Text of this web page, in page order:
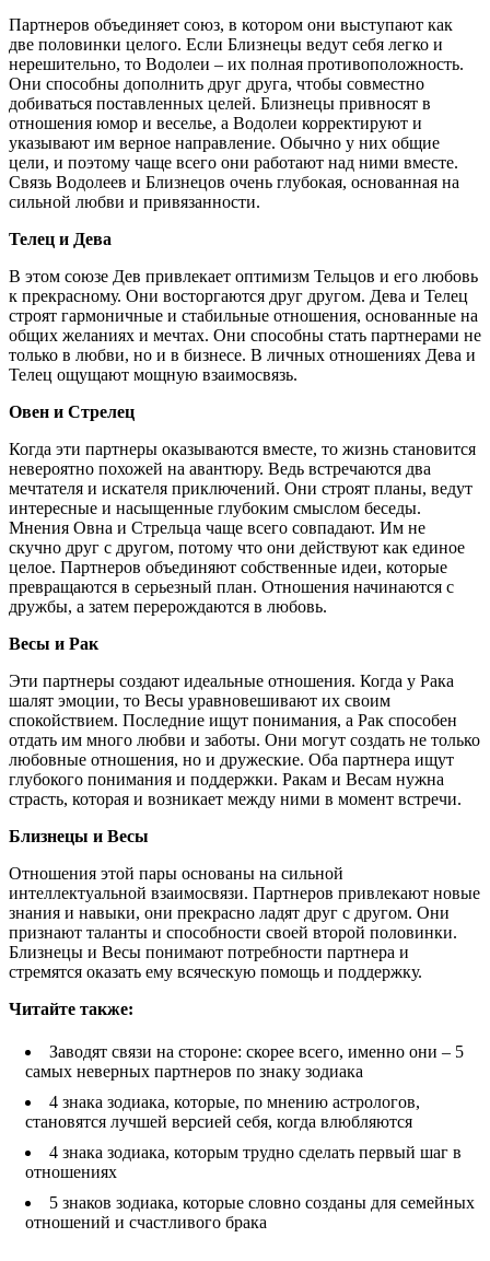
Партнеров объединяет союз, в котором они выступают как
две половинки целого. Если Близнецы ведут себя легко и
нерешительно, то Водолеи – их полная противоположность.
Они способны дополнить друг друга, чтобы совместно
добиваться поставленных целей. Близнецы привносят в
отношения юмор и веселье, а Водолеи корректируют и
указывают им верное направление. Обычно у них общие
цели, и поэтому чаще всего они работают над ними вместе.
Связь Водолеев и Близнецов очень глубокая, основанная на
сильной любви и привязанности.
Телец и Дева
В этом союзе Дев привлекает оптимизм Тельцов и его любовь
к прекрасному. Они восторгаются друг другом. Дева и Телец
строят гармоничные и стабильные отношения, основанные на
общих желаниях и мечтах. Они способны стать партнерами не
только в любви, но и в бизнесе. В личных отношениях Дева и
Телец ощущают мощную взаимосвязь.
Овен и Стрелец
Когда эти партнеры оказываются вместе, то жизнь становится
невероятно похожей на авантюру. Ведь встречаются два
мечтателя и искателя приключений. Они строят планы, ведут
интересные и насыщенные глубоким смыслом беседы.
Мнения Овна и Стрельца чаще всего совпадают. Им не
скучно друг с другом, потому что они действуют как единое
целое. Партнеров объединяют собственные идеи, которые
превращаются в серьезный план. Отношения начинаются с
дружбы, а затем перерождаются в любовь.
Весы и Рак
Эти партнеры создают идеальные отношения. Когда у Рака
шалят эмоции, то Весы уравновешивают их своим
спокойствием. Последние ищут понимания, а Рак способен
отдать им много любви и заботы. Они могут создать не только
любовные отношения, но и дружеские. Оба партнера ищут
глубокого понимания и поддержки. Ракам и Весам нужна
страсть, которая и возникает между ними в момент встречи.
Близнецы и Весы
Отношения этой пары основаны на сильной
интеллектуальной взаимосвязи. Партнеров привлекают новые
знания и навыки, они прекрасно ладят друг с другом. Они
признают таланты и способности своей второй половинки.
Близнецы и Весы понимают потребности партнера и
стремятся оказать ему всяческую помощь и поддержку.
Читайте также:
Заводят связи на стороне: скорее всего, именно они – 5
самых неверных партнеров по знаку зодиака
4 знака зодиака, которые, по мнению астрологов,
становятся лучшей версией себя, когда влюбляются
4 знака зодиака, которым трудно сделать первый шаг в
отношениях
5 знаков зодиака, которые словно созданы для семейных
отношений и счастливого брака